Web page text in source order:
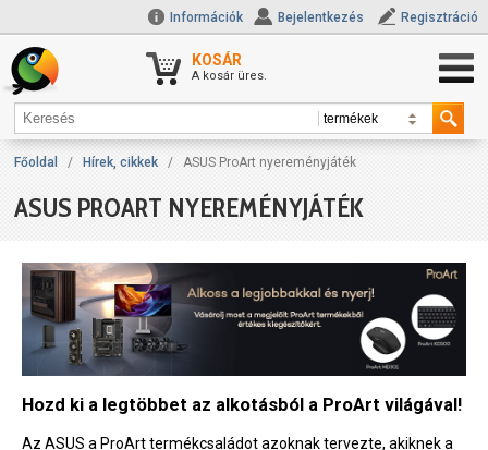
Információk Bejelentkezés Regisztráció
KOSÁR
A kosár üres.
Főoldal / Hírek, cikkek / ASUS ProArt nyereményjáték
ASUS PROART NYEREMÉNYJÁTÉK
Hozd ki a legtöbbet az alkotásból a ProArt világával!
Az ASUS a ProArt termékcsaládot azoknak tervezte, akiknek a